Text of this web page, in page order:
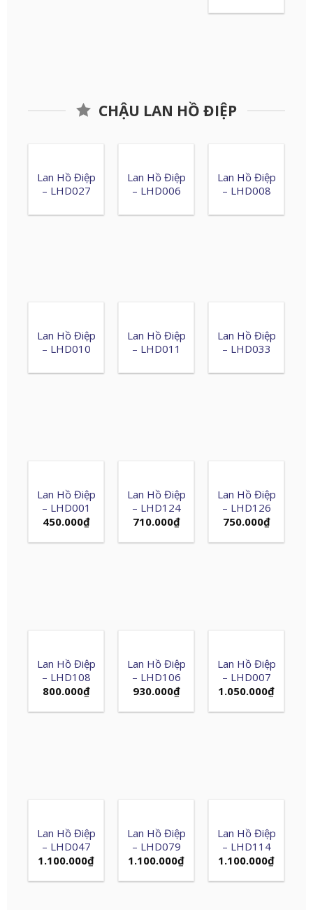
CHẬU LAN HỒ ĐIỆP
Lan Hồ Điệp
– LHD027
Lan Hồ Điệp
– LHD006
Lan Hồ Điệp
– LHD008
Lan Hồ Điệp
– LHD010
Lan Hồ Điệp
– LHD011
Lan Hồ Điệp
– LHD033
Lan Hồ Điệp
– LHD001
450.000₫
Lan Hồ Điệp
– LHD124
710.000₫
Lan Hồ Điệp
– LHD126
750.000₫
Lan Hồ Điệp
– LHD108
800.000₫
Lan Hồ Điệp
– LHD106
930.000₫
Lan Hồ Điệp
– LHD007
1.050.000₫
Lan Hồ Điệp
– LHD047
1.100.000₫
Lan Hồ Điệp
– LHD079
1.100.000₫
Lan Hồ Điệp
– LHD114
1.100.000₫